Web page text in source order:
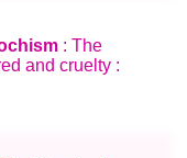
: The
and cruelty :